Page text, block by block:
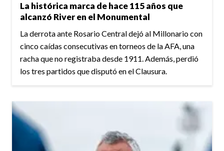
La histórica marca de hace 115 años que
alcanzó River en el Monumental
La derrota ante Rosario Central dejó al Millonario con
cinco caídas consecutivas en torneos de la AFA, una
racha que no registraba desde 1911. Además, perdió
los tres partidos que disputó en el Clausura.